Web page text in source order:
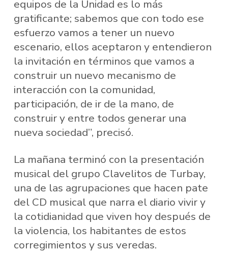
equipos de la Unidad es lo más
gratificante; sabemos que con todo ese
esfuerzo vamos a tener un nuevo
escenario, ellos aceptaron y entendieron
la invitación en términos que vamos a
construir un nuevo mecanismo de
interacción con la comunidad,
participación, de ir de la mano, de
construir y entre todos generar una
nueva sociedad”, precisó.
La mañana terminó con la presentación
musical del grupo Clavelitos de Turbay,
una de las agrupaciones que hacen pate
del CD musical que narra el diario vivir y
la cotidianidad que viven hoy después de
la violencia, los habitantes de estos
corregimientos y sus veredas.